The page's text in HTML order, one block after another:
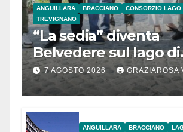
ANGUILLARA BRACCIANO
CONSORZIO LAGO
TREVIGNANO
“La sedia” diventa
Belvedere sul lago di
Bracciano: ieri
l’inaugurazione
7 AGOSTO 2026 GRAZIAROSA
ANGUILLARA BRACCIANO